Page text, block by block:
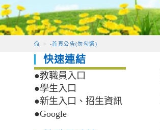
> -首頁公告(勿勾選)
快速連結
●教職員入口
●學生入口
●新生入口、招生資訊
●Google